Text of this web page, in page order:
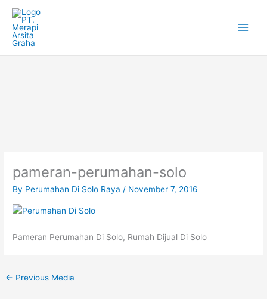
content
pameran-perumahan-solo
By Perumahan Di Solo Raya / November 7, 2016
Pameran Perumahan Di Solo, Rumah Dijual Di Solo
← Previous Media